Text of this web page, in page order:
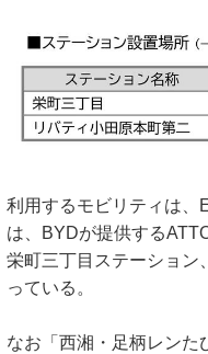
利用するモビリティは、
は、BYDが提供する
栄町三丁目ステーション
っている。
なお「西湘・足柄レンた